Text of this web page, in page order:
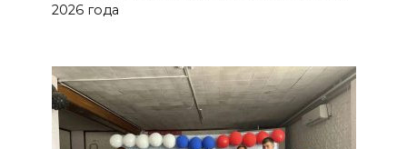
2000 жителей бесплатно
БОЛЬШЕ НОВОСТЕЙ
2026 года